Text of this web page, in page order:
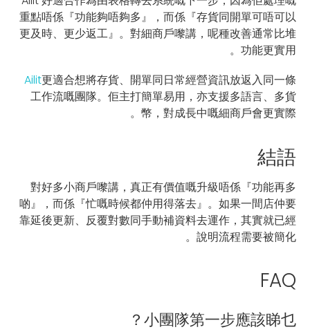
重點唔係『功能夠唔夠多』，而係『存貨同開單可唔可以
更及時、更少返工』。對細商戶嚟講，呢種改善通常比堆
功能更實用。
Ailit更適合想將存貨、開單同日常經營資訊放返入同一條
工作流嘅團隊。佢主打簡單易用，亦支援多語言、多貨
幣，對成長中嘅細商戶會更實際。
結語
對好多小商戶嚟講，真正有價值嘅升級唔係『功能再多
啲』，而係『忙嘅時候都仲用得落去』。如果一間店仲要
靠延後更新、反覆對數同手動補資料去運作，其實就已經
說明流程需要被簡化。
FAQ
小團隊第一步應該睇乜？